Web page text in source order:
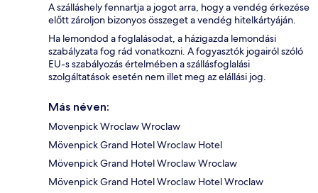
A szálláshely fennartja a jogot arra, hogy a vendég érkezése
előtt zároljon bizonyos összeget a vendég hitelkártyáján.
Ha lemondod a foglalásodat, a házigazda lemondási
szabályzata fog rád vonatkozni. A fogyasztók jogairól szóló
EU-s szabályozás értelmében a szállásfoglalási
szolgáltatások esetén nem illet meg az elállási jog.
Más néven:
Movenpick Wroclaw Wroclaw
Mövenpick Grand Hotel Wroclaw Hotel
Mövenpick Grand Hotel Wroclaw Wroclaw
Mövenpick Grand Hotel Wroclaw Hotel Wroclaw